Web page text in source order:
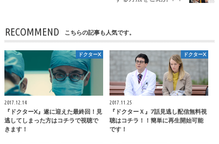
RECOMMEND こちらの記事も人気です。
ドクターX
2017.12.14
『ドクターX』遂に迎えた最終回！見
逃してしまった方はコチラで視聴で
きます！
ドクターX
2017.11.25
『ドクターＸ』7話見逃し配信無料視
聴はコチラ！！簡単に再生開始可能
です！